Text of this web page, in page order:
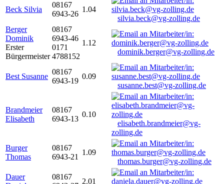
Beck Silvia
08167
6943-26
1.04
silvia.beck@vg-zolling.de
Berger
Dominik
Erster
Bürgermeister
08167
6943-46
0171
4788152
1.12
dominik.berger@vg-zolling.de
Best Susanne
08167
6943-19
0.09
susanne.best@vg-zolling.de
Brandmeier
Elisabeth
08167
6943-13
0.10
elisabeth.brandmeier@vg-
zolling.de
Burger
Thomas
08167
6943-21
1.09
thomas.burger@vg-zolling.de
Dauer
08167
2.01